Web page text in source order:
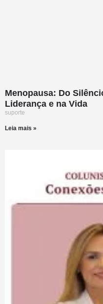
Menopausa: Do
Liderança e na Vida
suporte
Leia mais »